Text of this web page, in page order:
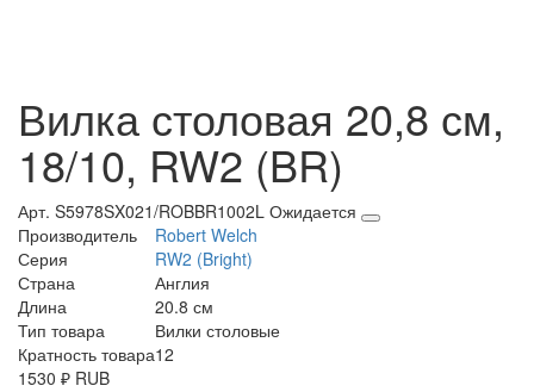
Вилка столовая 20,8 см,
18/10, RW2 (BR)
Арт. S5978SX021/ROBBR1002L Ожидается
Производитель
Robert Welch
Серия
RW2 (Bright)
Страна
Англия
Длина
20.8 см
Тип товара
Вилки столовые
Кратность товара12
1530 ₽ RUB